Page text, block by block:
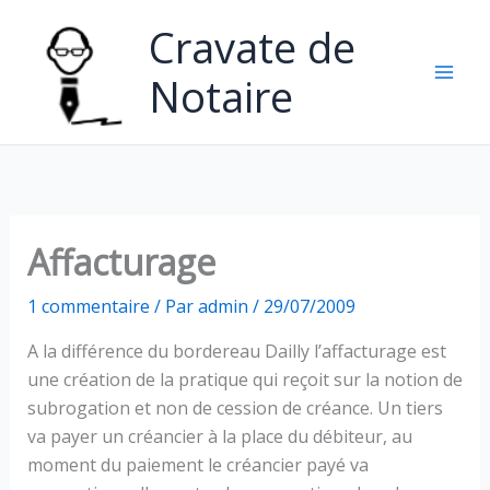
contenu
Cravate de
Notaire
Affacturage
1 commentaire / Paradmin / 29/07/2009
A la différence du bordereau Dailly l’affacturage est
une création de la pratique qui reçoit sur la notion de
subrogation et non de cession de créance. Un tiers
va payer un créancier à la place du débiteur, au
moment du paiement le créancier payé va